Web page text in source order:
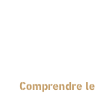
Comprendre